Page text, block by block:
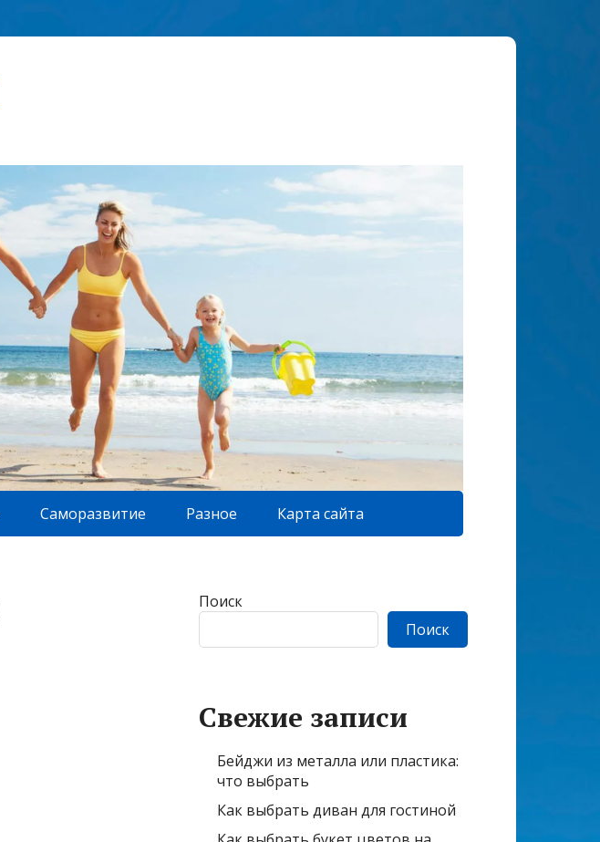
Саморазвитие Разное Карта сайта
Поиск
Поиск
Свежие записи
Бейджи из металла или пластика:
что выбрать
Как выбрать диван для гостиной